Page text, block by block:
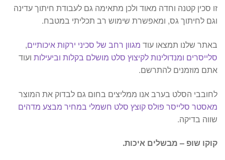
זו סכין קטנה וחדה מאוד ולכן מתאימה גם לעבודת חיתוך עדינה
וגם לחיתוך גס, ומאפשרת שימוש רב תכליתי במטבח.
באתר שלנו תמצאו עוד מגוון רחב של סכיני ירקות איכותיים,
סלייסרים ומנדולינות לקיצוץ סלט מושלם בקלות וביעילות ועוד
אתם מוזמנים להתרשם.
לחובבי הסלט בערב אנו ממליצים בחום גם לבדוק את המוצר
מאסטר סלייסר פולס קוצץ סלט חשמלי במחיר מבצע מדהים
שווה בדיקה.
קוקו שופ – מבשלים איכות.